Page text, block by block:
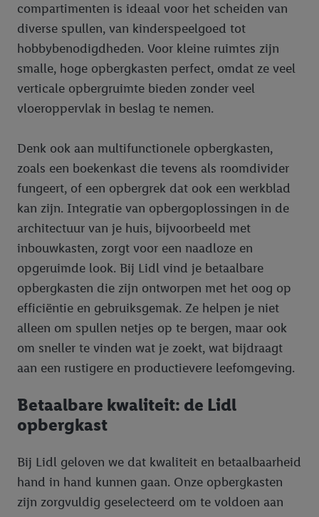
compartimenten is ideaal voor het scheiden van
diverse spullen, van kinderspeelgoed tot
hobbybenodigdheden. Voor kleine ruimtes zijn
smalle, hoge opbergkasten perfect, omdat ze veel
verticale opbergruimte bieden zonder veel
vloeroppervlak in beslag te nemen.
Denk ook aan multifunctionele opbergkasten,
zoals een boekenkast die tevens als roomdivider
fungeert, of een opbergrek dat ook een werkblad
kan zijn. Integratie van opbergoplossingen in de
architectuur van je huis, bijvoorbeeld met
inbouwkasten, zorgt voor een naadloze en
opgeruimde look. Bij Lidl vind je betaalbare
opbergkasten die zijn ontworpen met het oog op
efficiëntie en gebruiksgemak. Ze helpen je niet
alleen om spullen netjes op te bergen, maar ook
om sneller te vinden wat je zoekt, wat bijdraagt
aan een rustigere en productievere leefomgeving.
Betaalbare kwaliteit: de Lidl
opbergkast
Bij Lidl geloven we dat kwaliteit en betaalbaarheid
hand in hand kunnen gaan. Onze opbergkasten
zijn zorgvuldig geselecteerd om te voldoen aan